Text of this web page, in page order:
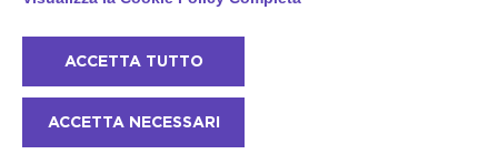
© 2022 NowMyPlace Srl P. Iva 02991060340
Contatti
ACCETTA TUTTO
ACCETTA NECESSARI